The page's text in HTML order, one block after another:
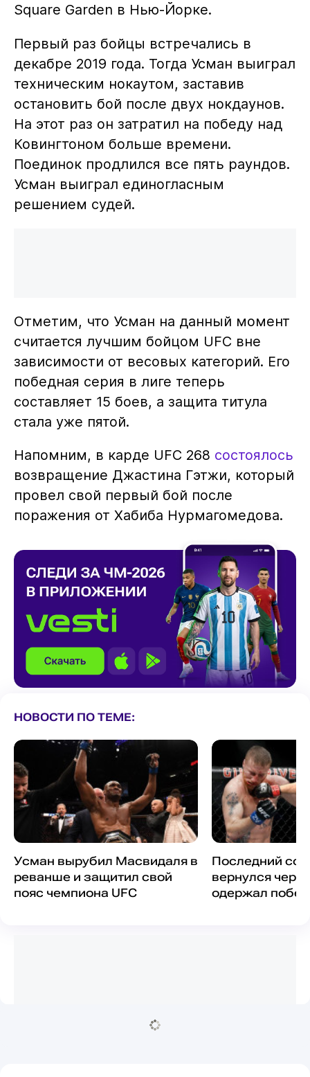
Square Garden в Нью-Йорке.
Первый раз бойцы встречались в
декабре 2019 года. Тогда Усман выиграл
техническим нокаутом, заставив
остановить бой после двух нокдаунов.
На этот раз он затратил на победу над
Ковингтоном больше времени.
Поединок продлился все пять раундов.
Усман выиграл единогласным
решением судей.
Отметим, что Усман на данный момент
считается лучшим бойцом UFC вне
зависимости от весовых категорий. Его
победная серия в лиге теперь
составляет 15 боев, а защита титула
стала уже пятой.
Напомним, в карде UFC 268 состоялось
возвращение Джастина Гэтжи, который
провел свой первый бой после
поражения от Хабиба Нурмагомедова.
НОВОСТИ ПО ТЕМЕ:
Усман вырубил Масвидаля в
реванше и защитил свой
пояс чемпиона UFC
Последний
вернулся
одержал